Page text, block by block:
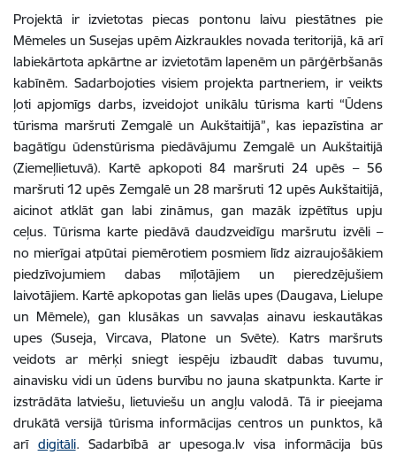
Projektā ir izvietotas piecas pontonu laivu piestātnes pie
Mēmeles un Susejas upēm Aizkraukles novada teritorijā, kā arī
labiekārtota apkārtne ar izvietotām lapenēm un pārģērbšanās
kabīnēm. Sadarbojoties visiem projekta partneriem, ir veikts
ļoti apjomīgs darbs, izveidojot unikālu tūrisma karti “Ūdens
tūrisma maršruti Zemgalē un Aukštaitijā”, kas iepazīstina ar
bagātīgu ūdenstūrisma piedāvājumu Zemgalē un Aukštaitijā
(Ziemeļlietuvā). Kartē apkopoti 84 maršruti 24 upēs – 56
maršruti 12 upēs Zemgalē un 28 maršruti 12 upēs Aukštaitijā,
aicinot atklāt gan labi zināmus, gan mazāk izpētītus upju
ceļus. Tūrisma karte piedāvā daudzveidīgu maršrutu izvēli –
no mierīgai atpūtai piemērotiem posmiem līdz aizraujošākiem
piedzīvojumiem dabas mīļotājiem un pieredzējušiem
laivotājiem. Kartē apkopotas gan lielās upes (Daugava, Lielupe
un Mēmele), gan klusākas un savvaļas ainavu ieskautākas
upes (Suseja, Vircava, Platone un Svēte). Katrs maršruts
veidots ar mērķi sniegt iespēju izbaudīt dabas tuvumu,
ainavisku vidi un ūdens burvību no jauna skatpunkta. Karte ir
izstrādāta latviešu, lietuviešu un angļu valodā. Tā ir pieejama
drukātā versijā tūrisma informācijas centros un punktos, kā
arī digitāli. Sadarbībā ar upesoga.lv visa informācija būs